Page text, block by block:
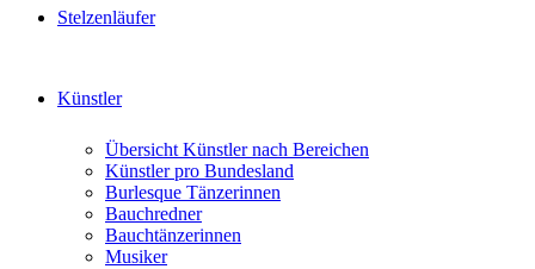
Stelzenläufer
Künstler
Übersicht Künstler nach Bereichen
Künstler pro Bundesland
Burlesque Tänzerinnen
Bauchredner
Bauchtänzerinnen
Musiker